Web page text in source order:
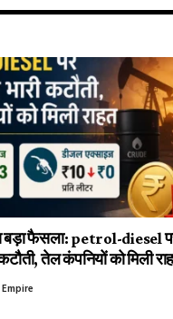
बड़ा फैसला: petrol-diesel
तेल कंपनियों को मिली